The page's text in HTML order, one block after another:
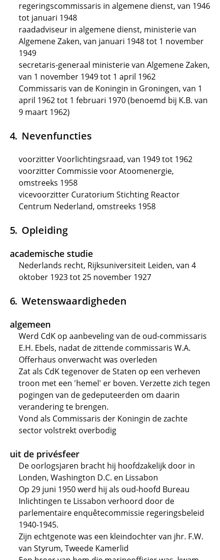
regeringscommissaris in algemene dienst, van 1946
tot januari 1948
raadadviseur in algemene dienst, ministerie van
Algemene Zaken, van januari 1948 tot 1 november
1949
secretaris-generaal ministerie van Algemene Zaken,
van 1 november 1949 tot 1 april 1962
Commissaris van de Koningin in Groningen, van 1
april 1962 tot 1 februari 1970 (benoemd bij K.B. van
9 maart 1962)
Nevenfuncties
voorzitter Voorlichtingsraad, van 1949 tot 1962
voorzitter Commissie voor Atoomenergie,
omstreeks 1958
vicevoorzitter Curatorium Stichting Reactor
Centrum Nederland, omstreeks 1958
Opleiding
academische studie
Nederlands recht, Rijksuniversiteit Leiden, van 4
oktober 1923 tot 25 november 1927
Wetenswaardigheden
algemeen
Werd CdK op aanbeveling van de oud-commissaris
E.H. Ebels, nadat de zittende commissaris W.A.
Offerhaus onverwacht was overleden
Zat als CdK tegenover de Staten op een verheven
troon met een 'hemel' er boven. Verzette zich tegen
pogingen van de gedeputeerden om daarin
verandering te brengen.
Vond als Commissaris der Koningin de zachte
sector volstrekt overbodig
uit de privésfeer
De oorlogsjaren bracht hij hoofdzakelijk door in
Londen, Washington D.C. en Lissabon
Op 29 juni 1950 werd hij als oud-hoofd Bureau
Inlichtingen te Lissabon verhoord door de
parlementaire enquêtecommissie regeringsbeleid
1940-1945.
Zijn echtgenote was een kleindochter van jhr. F.W.
van Styrum, Tweede Kamerlid